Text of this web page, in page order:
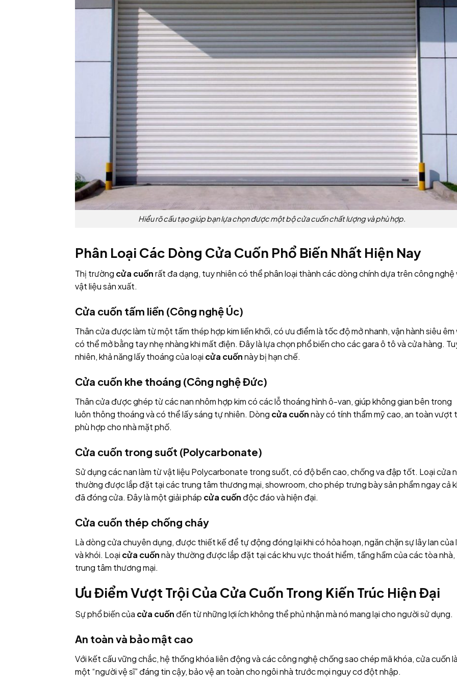
Hiểu rõ cấu tạo giúp bạn lựa chọn được một bộ cửa cuốn chất lượng và phù hợp.
Phân Loại Các Dòng Cửa Cuốn Phổ Biến Nhất Hiện Nay
Thị trường cửa cuốnrất đa dạng, tuy nhiên có thể phân loại thành các dòng chính dựa trên công nghệ
vật liệu sản xuất.
Cửa cuốn tấm liền (Công nghệ Úc)
Thân cửa được làm từ một tấm thép hợp kim liền khối, có ưu điểm là tốc độ mở nhanh, vận hành siêu êm
có thể mở bằng tay nhẹ nhàng khi mất điện. Đây là lựa chọn phổ biến cho các gara ô tô và cửa hàng.
nhiên, khả năng lấy thoáng của loại cửa cuốnnày bị hạn chế.
Cửa cuốn khe thoáng (Công nghệ Đức)
Thân cửa được ghép từ các nan nhôm hợp kim có các lỗ thoáng hình ô-van, giúp không gian bên trong
luôn thông thoáng và có thể lấy sáng tự nhiên. Dòng cửa cuốnnày có tính thẩm mỹ cao, an toàn vượt
phù hợp cho nhà mặt phố.
Cửa cuốn trong suốt (Polycarbonate)
Sử dụng các nan làm từ vật liệu Polycarbonate trong suốt, có độ bền cao, chống va đập tốt. Loại cửa
thường được lắp đặt tại các trung tâm thương mại, showroom, cho phép trưng bày sản phẩm ngay cả
đã đóng cửa. Đây là một giải pháp cửa cuốn độc đáo và hiện đại.
Cửa cuốn thép chống cháy
Là dòng cửa chuyên dụng, được thiết kế để tự động đóng lại khi có hỏa hoạn, ngăn chặn sự lây lan của
và khói. Loại cửa cuốnnày thường được lắp đặt tại các khu vực thoát hiểm, tầng hầm của các tòa nhà,
trung tâm thương mại.
Ưu Điểm Vượt Trội Của Cửa Cuốn Trong Kiến Trúc Hiện Đại
Sự phổ biến của cửa cuốn đến từ những lợi ích không thể phủ nhận mà nó mang lại cho người sử dụng.
An toàn và bảo mật cao
Với kết cấu vững chắc, hệ thống khóa liên động và các công nghệ chống sao chép mã khóa, cửa cuốn là
một “người vệ sĩ” đáng tin cậy, bảo vệ an toàn cho ngôi nhà trước mọi nguy cơ đột nhập.